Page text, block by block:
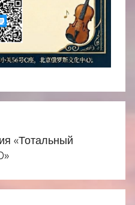
«Тотальный